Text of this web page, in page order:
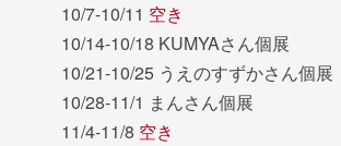
10/7-10/11 空き
10/14-10/18 KUMYAさん個展
10/21-10/25 うえのすずかさん個展
10/28-11/1 まんさん個展
11/4-11/8 空き